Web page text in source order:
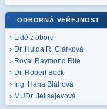
ODBORNÁ VEŘEJNOST
Lidé z oboru
Dr. Hulda R. Clarková
Royal Raymond Rife
Dr. Robert Beck
Ing. Hana Bláhová
MUDr. Jelisejevová